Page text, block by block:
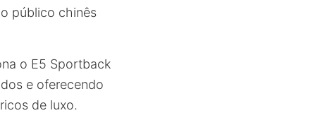
público chinês
o E5 Sportback
e oferecendo
de luxo.